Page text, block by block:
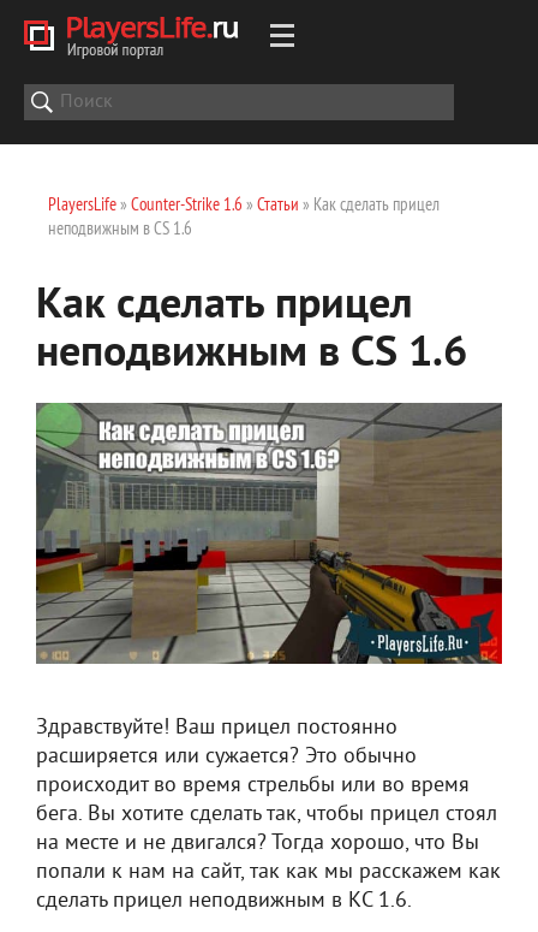
PlayersLife» Counter-Strike 1.6 » Статьи » Как сделать прицел
неподвижным в CS 1.6
Как сделать прицел
неподвижным в CS 1.6
Здравствуйте! Ваш прицел постоянно
расширяется или сужается? Это обычно
происходит во время стрельбы или во время
бега. Вы хотите сделать так, чтобы прицел стоял
на месте и не двигался? Тогда хорошо, что Вы
попали к нам на сайт, так как мы расскажем как
сделать прицел неподвижным в КС 1.6.